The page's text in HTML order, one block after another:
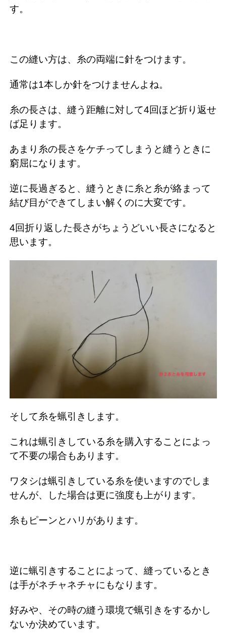
す。
この縫い方は、糸の両端に針をつけます。
通常は1本しか針をつけませんよね。
糸の長さは、縫う距離に対して4回ほど折り返せ
ば足ります。
あまり糸の長さをケチってしまうと縫うときに
窮屈になります。
逆に長過ぎると、縫うときに糸と糸が絡まって
結び目ができてしまい解くのに大変です。
4回折り返した長さがちょうどいい長さになると
思います。
そして糸を蝋引きします。
これは蝋引きしている糸を購入することによっ
て不要の場合もあります。
ワタシは蝋引きしている糸を使いますのでしま
せんが、した場合は更に強度も上がります。
糸もピーンとハリがあります。
逆に蝋引きすることによって、縫っているとき
は手がネチャネチャにもなります。
好みや、その時の縫う環境で蝋引きをするかし
ないか決めています。